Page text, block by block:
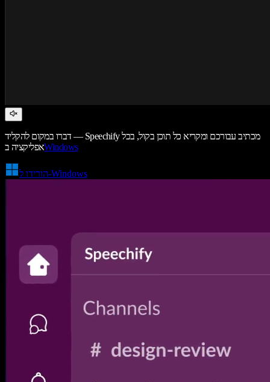
דברו במקום להקליד — Speechify מכתיב עבורכם ומקריא כל תוכן בקול, בכל
אפליקציה בWindows
הורידו ל-Windows